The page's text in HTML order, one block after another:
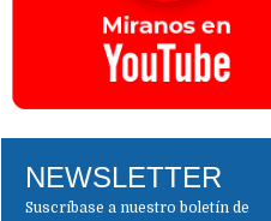
NEWSLETTER
Suscríbase a nuestro boletín de